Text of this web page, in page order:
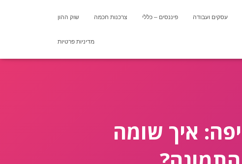
עסקים ועבודה פיננסים – כללי צרכנות חכמה שוק ההון
מדיניות פרטיות
איך שומה